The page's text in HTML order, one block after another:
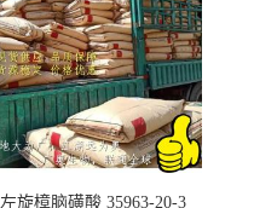
左旋樟脑磺酸 35963-20-3